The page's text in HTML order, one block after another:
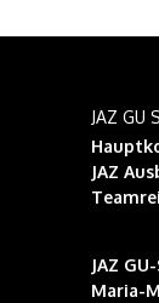
JAZ GU
JAZ
JAZ
Maria-